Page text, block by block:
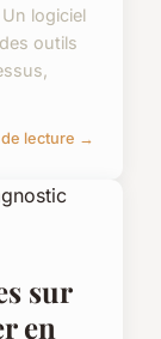
logiciel
outils
de lecture →
sur
en